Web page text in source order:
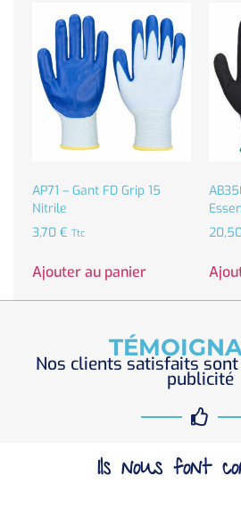
AP71 – Gant FD Grip 15
Nitrile
3,70 € Ttc
Ajouter au panier
20,50
Nos clients satisfaits
publicité
Ils nous font